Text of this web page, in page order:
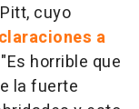
cuyo
a
horrible que
la fuerte